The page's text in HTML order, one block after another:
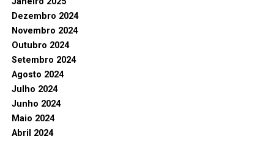
Dezembro 2024
Novembro 2024
Outubro 2024
Setembro 2024
Agosto 2024
Julho 2024
Junho 2024
Maio 2024
Abril 2024